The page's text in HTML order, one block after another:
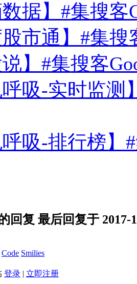
数据】#集搜
股市通】#集
说】#集搜客
呼吸-实时监测
呼吸-排行榜】
回复 最后回复于 2017-
Code Smilies
登录 | 立即注册